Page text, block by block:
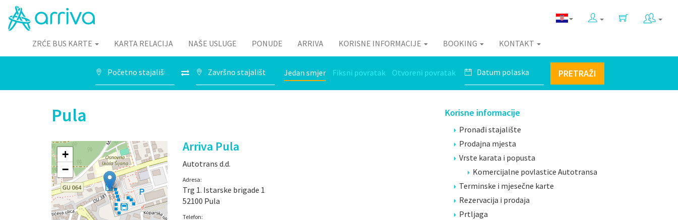
ZRĆE BUS KARTE KARTA RELACIJA NAŠE USLUGE PONUDE ARRIVA KORISNE INFORMACIJE BOOKING KONTAKT
Jedan smjer Fiksni povratak Otvoreni povratak PRETRAŽI
Pula
+
−
Arriva Pula
Autotrans d.d.
Adresa:
Trg 1. Istarske brigade 1
52100 Pula
Telefon:
Korisne informacije
Pronađi stajalište
Prodajna mjesta
Vrste karata i popusta
Komercijalne povlastice Autotransa
Terminske i mjesečne karte
Rezervacija i prodaja
Prtljaga